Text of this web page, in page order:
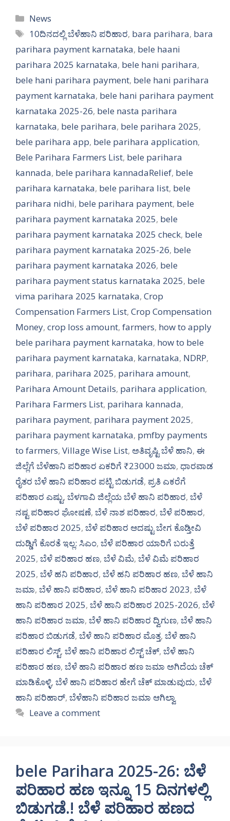
Categories
News
Tags
10ದಿನದಲ್ಲಿ ಬೆಳೆಹಾನಿ ಪರಿಹಾರ, bara parihara, bara
parihara payment karnataka, bele haani
parihara 2025 karnataka, bele hani parihara,
bele hani parihara payment, bele hani parihara
payment karnataka, bele hani parihara payment
karnataka 2025-26, bele nasta parihara
karnataka, bele parihara, bele parihara 2025,
bele parihara app, bele parihara application,
Bele Parihara Farmers List, bele parihara
kannada, bele parihara kannadaRelief, bele
parihara karnataka, bele parihara list, bele
parihara nidhi, bele parihara payment, bele
parihara payment karnataka 2025, bele
parihara payment karnataka 2025 check, bele
parihara payment karnataka 2025-26, bele
parihara payment karnataka 2026, bele
parihara payment status karnataka 2025, bele
vima parihara 2025 karnataka, Crop
Compensation Farmers List, Crop Compensation
Money, crop loss amount, farmers, how to apply
bele parihara payment karnataka, how to bele
parihara payment karnataka, karnataka, NDRP,
parihara, parihara 2025, parihara amount,
Parihara Amount Details, parihara application,
Parihara Farmers List, parihara kannada,
parihara payment, parihara payment 2025,
parihara payment karnataka, pmfby payments
to farmers, Village Wise List, ಅತಿವೃಷ್ಟಿ ಬೆಳೆ ಹಾನಿ, ಈ
ಜಿಲ್ಲೆಗೆ ಬೆಳೆಹಾನಿ ಪರಿಹಾರ ಏಕರಿಗೆ ₹23000 ಜಮಾ, ಧಾರವಾಡ
ರೈತರ ಬೆಳೆ ಹಾನಿ ಪರಿಹಾರ ಪಟ್ಟಿ ಬಿಡುಗಡೆ, ಪ್ರತಿ ಎಕರೆಗೆ
ಪರಿಹಾರ ಎಷ್ಟು, ಬೆಳಗಾವಿ ಜಿಲ್ಲೆಯ ಬೆಳೆ ಹಾನಿ ಪರಿಹಾರ, ಬೆಳೆ
ನಷ್ಟ ಪರಿಹಾರ ಘೋಷಣೆ, ಬೆಳೆ ನಾಶ ಪರಿಹಾರ, ಬೆಳೆ ಪರಿಹಾರ,
ಬೆಳೆ ಪರಿಹಾರ 2025, ಬೆಳೆ ಪರಿಹಾರ ಆದಷ್ಟು ಬೇಗ ಕೊಡ್ತೀವಿ
ದುಡ್ಡಿಗೆ ಕೊರತೆ ಇಲ್ಲ: ಸಿಎಂ, ಬೆಳೆ ಪರಿಹಾರ ಯಾರಿಗೆ ಬರುತ್ತೆ
2025, ಬೆಳೆ ಪರಿಹಾರ ಹಣ, ಬೆಳೆ ವಿಮೆ, ಬೆಳೆ ವಿಮೆ ಪರಿಹಾರ
2025, ಬೆಳೆ ಹನಿ ಪರಿಹಾರ, ಬೆಳೆ ಹನಿ ಪರಿಹಾರ ಹಣ, ಬೆಳೆ ಹಾನಿ
ಜಮಾ, ಬೆಳೆ ಹಾನಿ ಪರಿಹಾರ, ಬೆಳೆ ಹಾನಿ ಪರಿಹಾರ 2023, ಬೆಳೆ
ಹಾನಿ ಪರಿಹಾರ 2025, ಬೆಳೆ ಹಾನಿ ಪರಿಹಾರ 2025-2026, ಬೆಳೆ
ಹಾನಿ ಪರಿಹಾರ ಜಮಾ, ಬೆಳೆ ಹಾನಿ ಪರಿಹಾರ ದ್ವಿಗುಣ, ಬೆಳೆ ಹಾನಿ
ಪರಿಹಾರ ಬಿಡುಗಡೆ, ಬೆಳೆ ಹಾನಿ ಪರಿಹಾರ ಮೊತ್ತ, ಬೆಳೆ ಹಾನಿ
ಪರಿಹಾರ ಲಿಸ್ಟ್, ಬೆಳೆ ಹಾನಿ ಪರಿಹಾರ ಲಿಸ್ಟ್ ಚೆಕ್, ಬೆಳೆ ಹಾನಿ
ಪರಿಹಾರ ಹಣ, ಬೆಳೆ ಹಾನಿ ಪರಿಹಾರ ಹಣ ಜಮಾ ಅಗಿದೆಯ ಚೆಕ್
ಮಾಡಿಕೊಳ್ಳಿ, ಬೆಳೆ ಹಾನಿ ಪರಿಹಾರ ಹೇಗೆ ಚೆಕ್ ಮಾಡುವುದು, ಬೆಳೆ
ಹಾನಿ ಪರಿಹಾರ್, ಬೆಳೆಹಾನಿ ಪರಿಹಾರ ಜಮಾ ಆಗಿಲ್ವಾ
Leave a comment
bele Parihara 2025-26: ಬೆಳೆ
ಪರಿಹಾರ ಹಣ ಇನ್ನೂ 15 ದಿನಗಳಲ್ಲಿ
ಬಿಡುಗಡೆ.! ಬೆಳೆ ಪರಿಹಾರ ಹಣದ